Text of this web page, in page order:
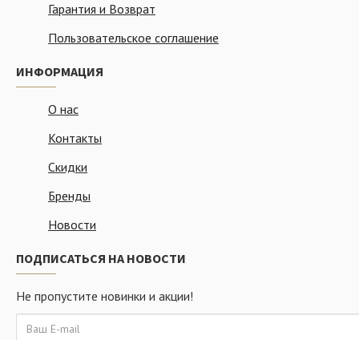
Гарантия и Возврат
Пользовательское соглашение
ИНФОРМАЦИЯ
О нас
Контакты
Скидки
Бренды
Новости
ПОДПИСАТЬСЯ НА НОВОСТИ
Не пропустите новинки и акции!